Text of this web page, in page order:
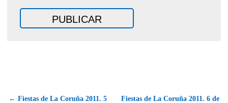
← Fiestas de La Coruña 2011. 5
Fiestas de La Coruña 2011. 6 de